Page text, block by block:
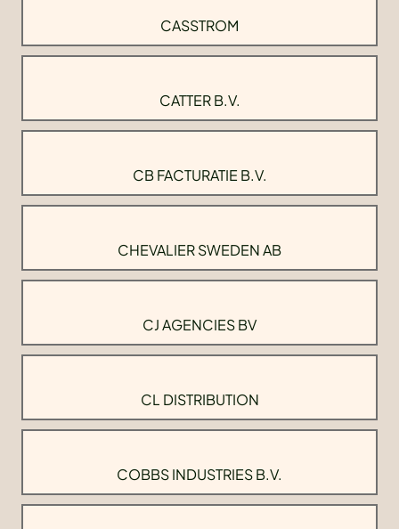
CASSTROM
CATTER B.V.
CB FACTURATIE B.V.
CHEVALIER SWEDEN AB
CJ AGENCIES BV
CL DISTRIBUTION
COBBS INDUSTRIES B.V.